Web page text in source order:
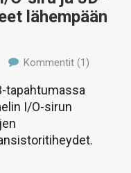
lähempään
Kommentit (1)
tapahtumassa
I/O-sirun